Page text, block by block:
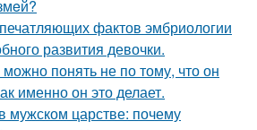
фактов эмбриологии
развития девочки.
понять не по тому, что он
именно он это делает.
мужском царстве: почему